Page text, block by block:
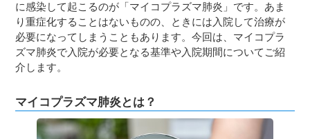
妊娠中期
妊娠後期
出産
子育て・育児
０歳児
１歳児
に感染して起こるのが「マイコプラズマ肺炎」です。あま
り重症化することはないものの、ときには入院して治療が
必要になってしまうこともあります。今回は、マイコプラ
ズマ肺炎で入院が必要となる基準や入院期間についてご紹
介します。
マイコプラズマ肺炎とは？